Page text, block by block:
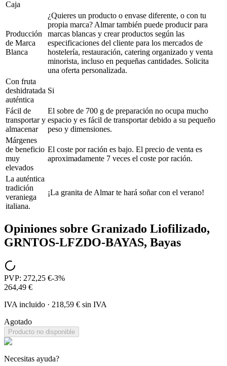
Caja
Producción
de Marca
Blanca
¿Quieres un producto o envase diferente, o con tu
propia marca? Almar también puede producir para
marcas blancas y crear productos según las
especificaciones del cliente para los mercados de
hostelería, restauración, catering organizado y venta
minorista, incluso en pequeñas cantidades. Solicita
una oferta personalizada.
Con fruta
deshidratada
auténtica
Si
Fácil de
transportar y
almacenar
El sobre de 700 g de preparación no ocupa mucho
espacio y es fácil de transportar debido a su pequeño
peso y dimensiones.
Márgenes
de beneficio
muy
elevados
El coste por ración es bajo. El precio de venta es
aproximadamente 7 veces el coste por ración.
La auténtica
tradición
veraniega
italiana.
¡La granita de Almar te hará soñar con el verano!
Opiniones sobre Granizado Liofilizado,
GRNTOS-LFZDO-BAYAS, Bayas
PVP: 272,25 €-3%
264,49 €
IVA incluido · 218,59 € sin IVA
Agotado
Producto no disponible
Necesitas ayuda?